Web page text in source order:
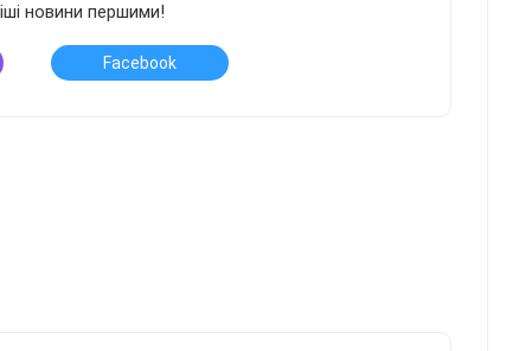
новини першими!
Facebook